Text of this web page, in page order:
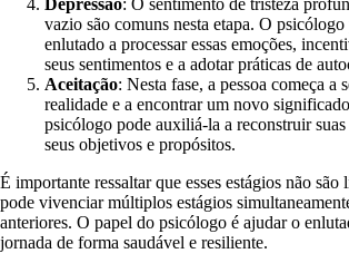
vazio são comuns nesta etapa. O
enlutado a processar essas emoções,
seus sentimentos e a adotar práticas de
Aceitação: Nesta fase, a pessoa começa a
realidade e a encontrar um novo
psicólogo pode auxiliá-la a reconstruir
seus objetivos e propósitos.
É importante ressaltar que esses estágios não são
pode vivenciar múltiplos estágios
anteriores. O papel do psicólogo é ajudar o
jornada de forma saudável e resiliente.